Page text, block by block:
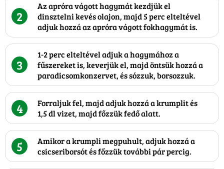
2
Az apróra vágott hagymát kezdjük el
dinsztelni kevés olajon, majd 5 perc elteltével
adjuk hozzá az apróra vágott fokhagymát is.
3
1-2 perc elteltével adjuk a hagymához a
fűszereket is, keverjük el, majd öntsük hozzá a
paradicsomkonzervet, és sózzuk, borsozzuk.
4
Forraljuk fel, majd adjuk hozzá a krumplit és
1,5 dl vizet, majd főzzük fedő alatt.
5
Amikor a krumpli megpuhult, adjuk hozzá a
csicseriborsót és főzzük további pár percig.